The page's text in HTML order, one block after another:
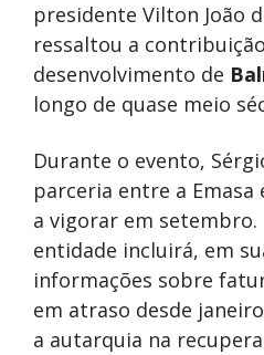
presidente Vilton João
ressaltou a
desenvolvimento de
longo de quase meio
Durante o evento,
parceria entre a Emasa
a vigorar em setembro.
entidade incluirá, em
informações sobre
em atraso desde
a autarquia na